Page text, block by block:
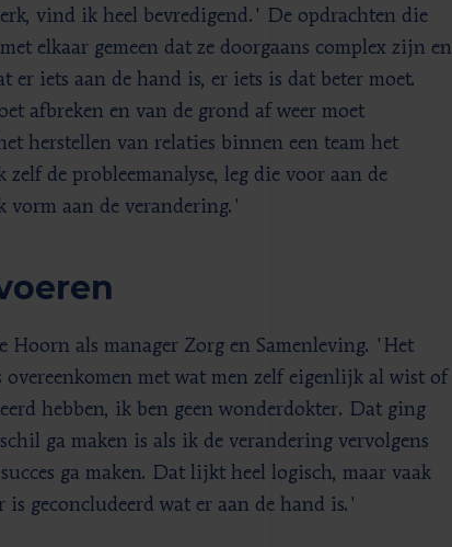
vind ik heel bevredigend.' De opdrachten die
elkaar gemeen dat ze doorgaans complex zijn en
er iets aan de hand is, er iets is dat beter moet.
afbreken en van de grond af weer moet
herstellen van relaties binnen een team het
de probleemanalyse, leg die voor aan de
vorm aan de verandering.'
Hoorn als manager Zorg en Samenleving. 'Het
met wat men zelf eigenlijk al wist of
hebben, ik ben geen wonderdokter. Dat ging
ga maken is als ik de verandering vervolgens
ga maken. Dat lijkt heel logisch, maar vaak
geconcludeerd wat er aan de hand is.'